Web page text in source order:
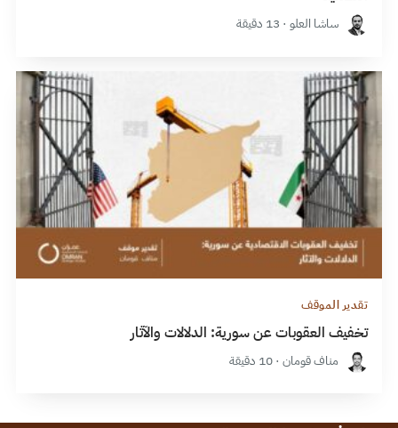
ساشا العلو · 13 دقيقة
تقدير الموقف
تخفيف العقوبات عن سورية: الدلالات والآثار
مناف قومان · 10 دقيقة